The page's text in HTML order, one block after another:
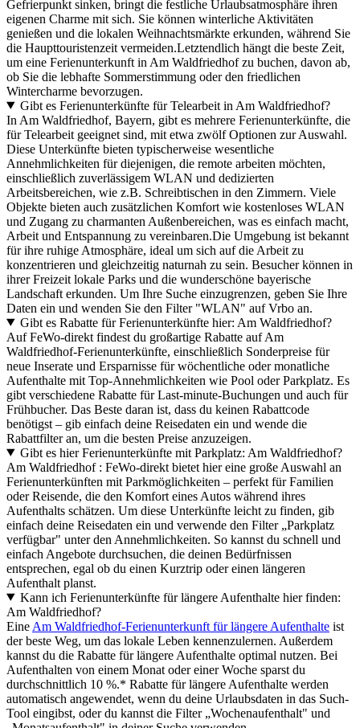
Gefrierpunkt sinken, bringt die festliche Urlaubsatmosphäre ihren
eigenen Charme mit sich. Sie können winterliche Aktivitäten
genießen und die lokalen Weihnachtsmärkte erkunden, während Sie
die Haupttouristenzeit vermeiden.Letztendlich hängt die beste Zeit,
um eine Ferienunterkunft in Am Waldfriedhof zu buchen, davon ab,
ob Sie die lebhafte Sommerstimmung oder den friedlichen
Wintercharme bevorzugen.
Gibt es Ferienunterkünfte für Telearbeit in Am Waldfriedhof?
In Am Waldfriedhof, Bayern, gibt es mehrere Ferienunterkünfte, die
für Telearbeit geeignet sind, mit etwa zwölf Optionen zur Auswahl.
Diese Unterkünfte bieten typischerweise wesentliche
Annehmlichkeiten für diejenigen, die remote arbeiten möchten,
einschließlich zuverlässigem WLAN und dedizierten
Arbeitsbereichen, wie z.B. Schreibtischen in den Zimmern. Viele
Objekte bieten auch zusätzlichen Komfort wie kostenloses WLAN
und Zugang zu charmanten Außenbereichen, was es einfach macht,
Arbeit und Entspannung zu vereinbaren.Die Umgebung ist bekannt
für ihre ruhige Atmosphäre, ideal um sich auf die Arbeit zu
konzentrieren und gleichzeitig naturnah zu sein. Besucher können in
ihrer Freizeit lokale Parks und die wunderschöne bayerische
Landschaft erkunden. Um Ihre Suche einzugrenzen, geben Sie Ihre
Daten ein und wenden Sie den Filter "WLAN" auf Vrbo an.
Gibt es Rabatte für Ferienunterkünfte hier: Am Waldfriedhof?
Auf FeWo-direkt findest du großartige Rabatte auf Am
Waldfriedhof-Ferienunterkünfte, einschließlich Sonderpreise für
neue Inserate und Ersparnisse für wöchentliche oder monatliche
Aufenthalte mit Top-Annehmlichkeiten wie Pool oder Parkplatz. Es
gibt verschiedene Rabatte für Last-minute-Buchungen und auch für
Frühbucher. Das Beste daran ist, dass du keinen Rabattcode
benötigst – gib einfach deine Reisedaten ein und wende die
Rabattfilter an, um die besten Preise anzuzeigen.
Gibt es hier Ferienunterkünfte mit Parkplatz: Am Waldfriedhof?
Am Waldfriedhof : FeWo-direkt bietet hier eine große Auswahl an
Ferienunterkünften mit Parkmöglichkeiten – perfekt für Familien
oder Reisende, die den Komfort eines Autos während ihres
Aufenthalts schätzen. Um diese Unterkünfte leicht zu finden, gib
einfach deine Reisedaten ein und verwende den Filter „Parkplatz
verfügbar" unter den Annehmlichkeiten. So kannst du schnell und
einfach Angebote durchsuchen, die deinen Bedürfnissen
entsprechen, egal ob du einen Kurztrip oder einen längeren
Aufenthalt planst.
Kann ich Ferienunterkünfte für längere Aufenthalte hier finden:
Am Waldfriedhof?
Eine Am Waldfriedhof-Ferienunterkunft für längere Aufenthalte ist
der beste Weg, um das lokale Leben kennenzulernen. Außerdem
kannst du die Rabatte für längere Aufenthalte optimal nutzen. Bei
Aufenthalten von einem Monat oder einer Woche sparst du
durchschnittlich 10 %.* Rabatte für längere Aufenthalte werden
automatisch angewendet, wenn du deine Urlaubsdaten in das Such-
Tool eingibst, oder du kannst die Filter „Wochenaufenthalt" und